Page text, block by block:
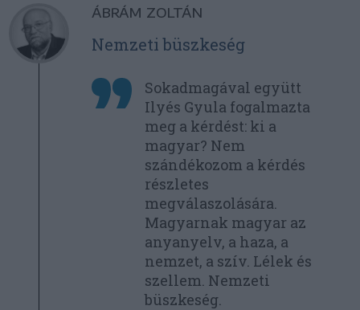
ÁBRÁM ZOLTÁN
Nemzeti büszkeség
Sokadmagával együtt
Ilyés Gyula fogalmazta
meg a kérdést: ki a
magyar? Nem
szándékozom a kérdés
részletes
megválaszolására.
Magyarnak magyar az
anyanyelv, a haza, a
nemzet, a szív. Lélek és
szellem. Nemzeti
büszkeség.